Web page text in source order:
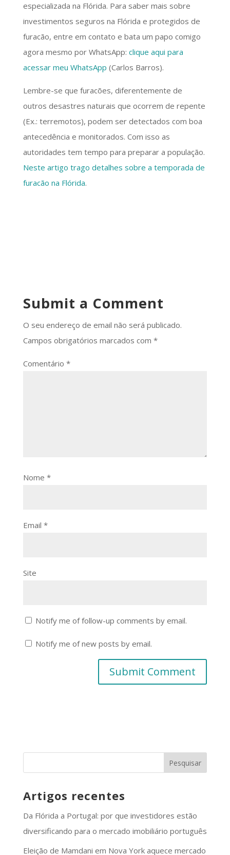
especializada na Flórida. Para saber mais sobre
investimentos seguros na Flórida e protegidos de
furacão, entre em contato e bata um papo comigo
agora mesmo por WhatsApp: clique aqui para
acessar meu WhatsApp (Carlos Barros).
Lembre-se que furacões, diferentemente de
outros desastres naturais que ocorrem de repente
(Ex.: terremotos), podem ser detectados com boa
antecedência e monitorados. Com isso as
autoridades tem tempo para preparar a população.
Neste artigo trago detalhes sobre a temporada de
furacão na Flórida.
Submit a Comment
O seu endereço de email não será publicado.
Campos obrigatórios marcados com *
Comentário *
Nome *
Email *
Site
Notify me of follow-up comments by email.
Notify me of new posts by email.
Artigos recentes
Da Flórida a Portugal: por que investidores estão
diversificando para o mercado imobiliário português
Eleição de Mamdani em Nova York aquece mercado